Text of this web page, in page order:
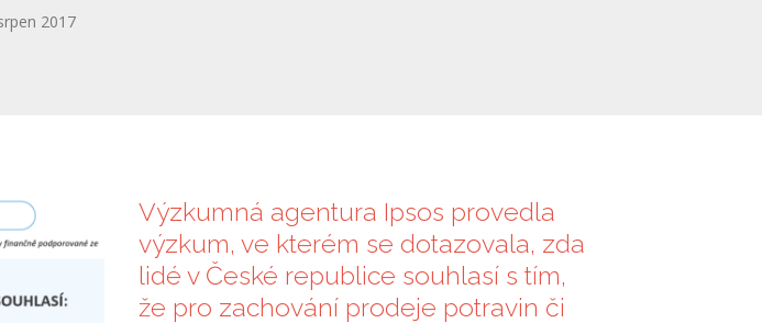
2017
Výzkumná agentura Ipsos provedla
výzkum, ve kterém se dotazovala, zda
lidé v České republice souhlasí s tím,
že pro zachování prodeje potravin či